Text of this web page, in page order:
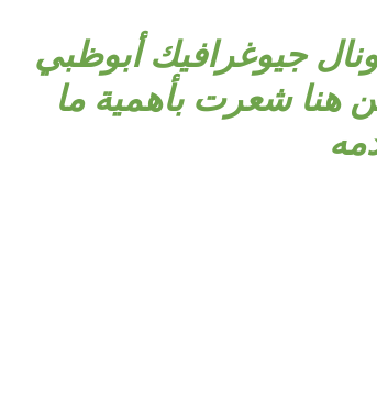
جيوغرافيك أبوظبي
شعرت بأهمية ما